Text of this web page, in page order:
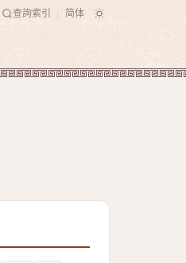
查詢索引 简体